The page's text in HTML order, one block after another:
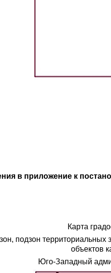
в приложение к
Карта
подзон
объектов
Юго-Западный